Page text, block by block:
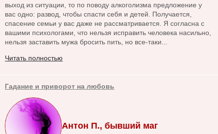
выход из ситуации, то по поводу алкоголизма предложение у
вас одно: развод, чтобы спасти себя и детей. Получается,
спасение семьи у вас даже не рассматривается. Я согласна с
вашими психологами, что нельзя исправить человека насильно,
нельзя заставить мужа бросить пить, но все-таки...
Читать полностью
Гадание и приворот на любовь
Антон П., бывший маг